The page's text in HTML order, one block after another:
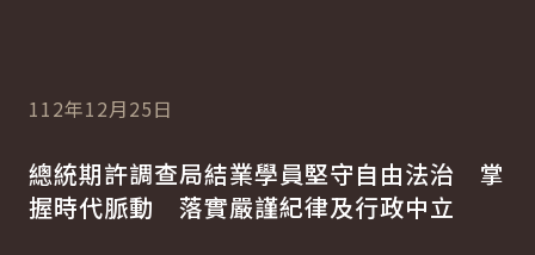
112年12月25日
總統期許調查局結業學員堅守自由法治 掌
握時代脈動 落實嚴謹紀律及行政中立